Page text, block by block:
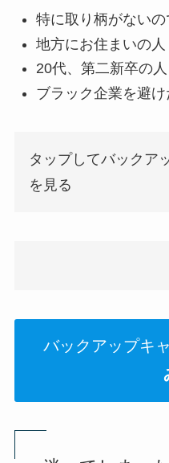
特に取り柄がない
地方にお住まいの人
20代、第二新卒の人
ブラック企業を避け
タップしてバックア
を見る
バックアップキ